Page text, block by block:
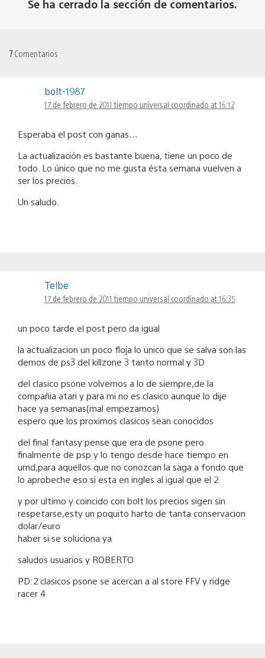
Se ha cerrado la sección de comentarios.
7Comentarios
bolt-1987
17 de febrero de 2011 tiempo universal coordinado at 16:12
Esperaba el post con ganas…
La actualización es bastante buena, tiene un poco de
todo. Lo único que no me gusta ésta semana vuelven a
ser los precios.
Un saludo.
Telbe
17 de febrero de 2011 tiempo universal coordinado at 16:35
un poco tarde el post pero da igual
la actualizacion un poco floja lo unico que se salva son las
demos de ps3 del killzone 3 tanto normal y 3D
del clasico psone volvemos a lo de siempre,de la
compañia atari y para mi no es clasico aunque lo dije
hace ya semanas(mal empezamos)
espero que los proximos clasicos sean conocidos
del final fantasy pense que era de psone pero
finalmente de psp y lo tengo desde hace tiempo en
umd,para aquellos que no conozcan la saga a fondo que
lo aprobeche eso si esta en ingles al igual que el 2
y por ultimo y coincido con bolt los precios sigen sin
respetarse,esty un poquito harto de tanta conservacion
dolar/euro
haber si se soluciona ya
saludos usuarios y ROBERTO
PD:2 clasicos psone se acercan a al store FFV y ridge
racer 4